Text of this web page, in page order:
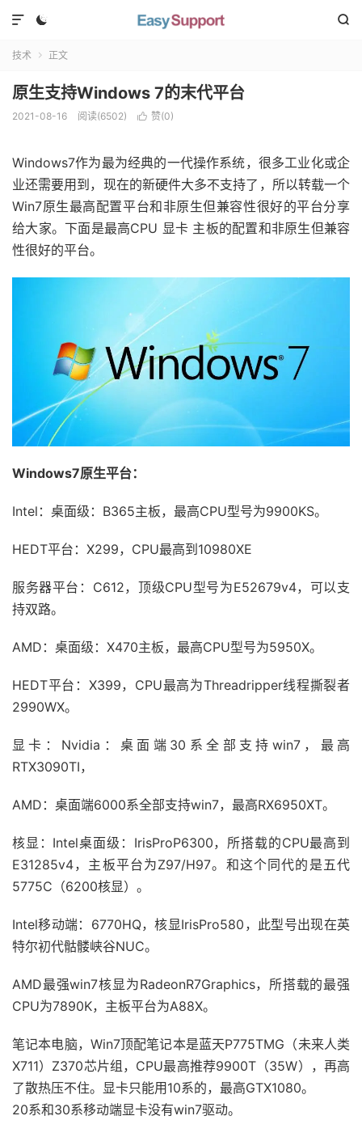
 

技术  正文
原生支持Windows 7的末代平台
2021-08-16 阅读(6502)  赞(0)
Windows7作为最为经典的一代操作系统，很多工业化或企
业还需要用到，现在的新硬件大多不支持了，所以转载一个
Win7原生最高配置平台和非原生但兼容性很好的平台分享
给大家。下面是最高CPU 显卡 主板的配置和非原生但兼容
性很好的平台。
Windows7原生平台：
Intel：桌面级：B365主板，最高CPU型号为9900KS。
HEDT平台：X299，CPU最高到10980XE
服务器平台：C612，顶级CPU型号为E52679v4，可以支
持双路。
AMD：桌面级：X470主板，最高CPU型号为5950X。
HEDT平台：X399，CPU最高为Threadripper线程撕裂者
2990WX。
显卡：Nvidia：桌面端30系全部支持win7，最高
RTX3090TI，
AMD：桌面端6000系全部支持win7，最高RX6950XT。
核显：Intel桌面级：IrisProP6300，所搭载的CPU最高到
E31285v4，主板平台为Z97/H97。和这个同代的是五代
5775C（6200核显）。
Intel移动端：6770HQ，核显IrisPro580，此型号出现在英
特尔初代骷髅峡谷NUC。
AMD最强win7核显为RadeonR7Graphics，所搭载的最强
CPU为7890K，主板平台为A88X。
笔记本电脑，Win7顶配笔记本是蓝天P775TMG（未来人类
X711）Z370芯片组，CPU最高推荐9900T（35W），再高
了散热压不住。显卡只能用10系的，最高GTX1080。
20系和30系移动端显卡没有win7驱动。